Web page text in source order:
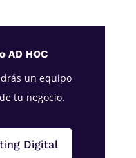
AD HOC
un equipo
tu negocio.
Digital